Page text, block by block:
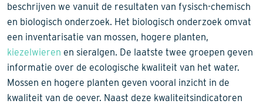
beschrijven we vanuit de resultaten van fysisch-chemisch
en biologisch onderzoek. Het biologisch onderzoek omvat
een inventarisatie van mossen, hogere planten,
kiezelwieren en sieralgen. De laatste twee groepen geven
informatie over de ecologische kwaliteit van het water.
Mossen en hogere planten geven vooral inzicht in de
kwaliteit van de oever. Naast deze kwaliteitsindicatoren